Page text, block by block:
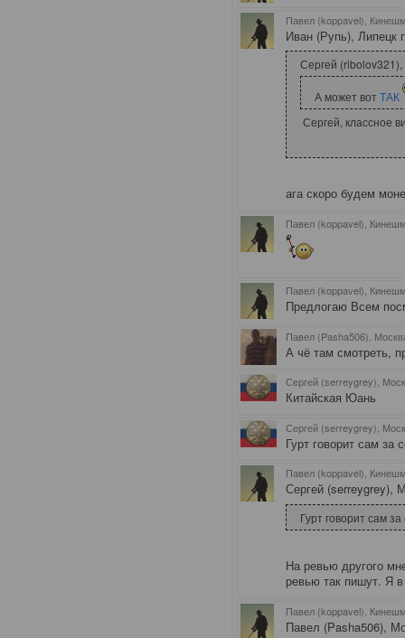
Павел (koppavel),
Иван (Рупь), Липецк
Сергей
А может вотТАК
Сергей, классное
ага скоро будем
Павел (koppavel),
Павел (koppavel),
Предлогаю Всем
Павел (Pasha506),
А чё там смотреть,
Сергей (serreygrey),
Китайская Юань
Сергей (serreygrey),
Гурт говорит сам за
Павел (koppavel),
Сергей (serreygrey),
Гурт говорит сам
На ревью другого
ревью так пишут. Я
Павел (koppavel),
Павел (Pasha506),